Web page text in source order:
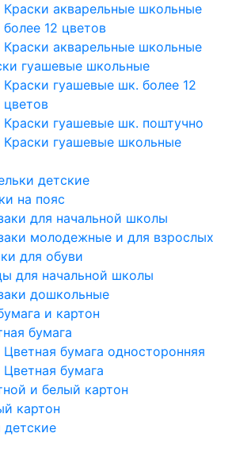
Краски акварельные школьные
более 12 цветов
Краски акварельные школьные
гуашевые школьные
Краски гуашевые шк. более 12
цветов
Краски гуашевые шк. поштучно
Краски гуашевые школьные
детские
на пояс
для начальной школы
молодежные и для взрослых
для обуви
для начальной школы
дошкольные
и картон
бумага
Цветная бумага односторонняя
Цветная бумага
и белый картон
картон